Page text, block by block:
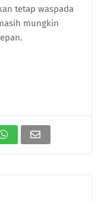
tetap waspada
mungkin